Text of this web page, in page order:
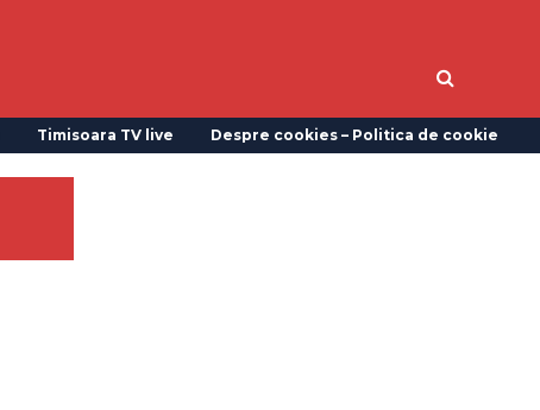
Timisoara TV live Despre cookies – Politica de cookie